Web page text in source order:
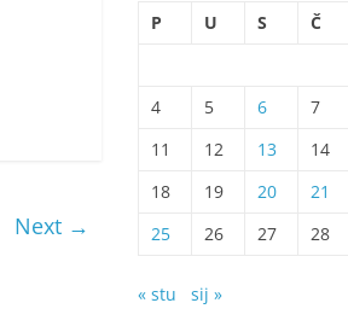
Next →
P
U S Č
4
5 6 7
11
12 13 14
18
19 20 21
25
26 27 28
« stu sij »